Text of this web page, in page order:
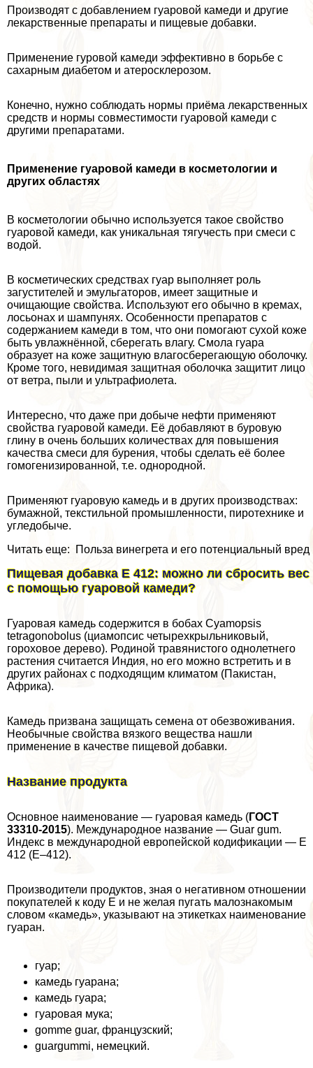
Производят с добавлением гуаровой камеди и другие
лекарственные препараты и пищевые добавки.
Применение гуровой камеди эффективно в борьбе с
сахарным диабетом и атеросклерозом.
Конечно, нужно соблюдать нормы приёма лекарственных
средств и нормы совместимости гуаровой камеди с
другими препаратами.
Применение гуаровой камеди в косметологии и
других областях
В косметологии обычно используется такое свойство
гуаровой камеди, как уникальная тягучесть при смеси с
водой.
В косметических средствах гуар выполняет роль
загустителей и эмульгаторов, имеет защитные и
очищающие свойства. Используют его обычно в кремах,
лосьонах и шампунях. Особенности препаратов с
содержанием камеди в том, что они помогают сухой коже
быть увлажнённой, сберегать влагу. Смола гуара
образует на коже защитную влагосберегающую оболочку.
Кроме того, невидимая защитная оболочка защитит лицо
от ветра, пыли и ультрафиолета.
Интересно, что даже при добыче нефти применяют
свойства гуаровой камеди. Её добавляют в буровую
глину в очень больших количествах для повышения
качества смеси для бурения, чтобы сделать её более
гомогенизированной, т.е. однородной.
Применяют гуаровую камедь и в других производствах:
бумажной, текстильной промышленности, пиротехнике и
угледобыче.
Читать еще: Польза винегрета и его потенциальный вред
Пищевая добавка E 412: можно ли сбросить вес
с помощью гуаровой камеди?
Гуаровая камедь содержится в бобах Cyamopsis
tetragonobolus (циамопсис четырехкрыльниковый,
гороховое дерево). Родиной травянистого однолетнего
растения считается Индия, но его можно встретить и в
других районах с подходящим климатом (Пакистан,
Африка).
Камедь призвана защищать семена от обезвоживания.
Необычные свойства вязкого вещества нашли
применение в качестве пищевой добавки.
Название продукта
Основное наименование — гуаровая камедь (ГОСТ
33310-2015). Международное название — Guar gum.
Индекс в международной европейской кодификации — E
412 (E–412).
Производители продуктов, зная о негативном отношении
покупателей к коду E и не желая пугать малознакомым
словом «камедь», указывают на этикетках наименование
гуаран.
гуар;
камедь гуарана;
камедь гуара;
гуаровая мука;
gomme guar, французский;
guargummi, немецкий.